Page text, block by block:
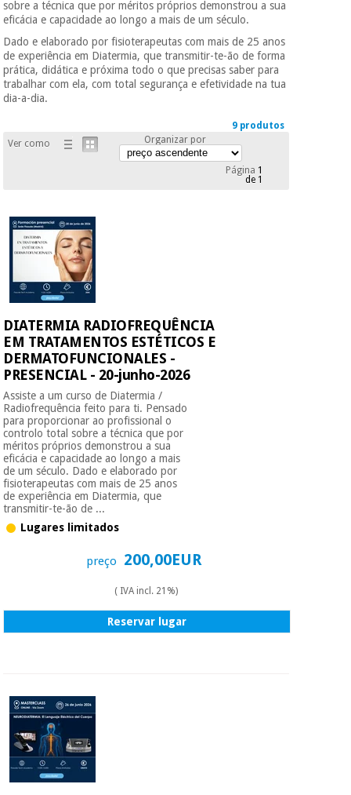
Novidades
Ofertas
Academy
Fisaude
Aluguer
tradicional
chinesa
Mobiliário
Gabinetes
proteção
essencial
para
coronavirus
Aerobic,
e
pilates
Desportos
e jogos
Vestuário
sanitário
Veterinária
Ortopedia
Novidades
Tech
Academy
Fisaude
Aluguer
Material
médico
sanitário
chinesa
Gabinetes
terapêuticos
Material de
proteção
essencial
para
Aerobic,
fitness e
pilates
Desportos
e jogos
Ortopedia
Instrumental
cirúrgico
(liquidação)
sobre a técnica que por méritos próprios demonstrou a sua
eficácia e capacidade ao longo a mais de um século.
Dado e elaborado por fisioterapeutas com mais de 25 anos
de experiência em Diatermia, que transmitir-te-ão de forma
prática, didática e próxima todo o que precisas saber para
trabalhar com ela, com total segurança e efetividade na tua
dia-a-dia.
9 produtos
Ver como
Organizar por
Página 1
de 1
DIATERMIA RADIOFREQUÊNCIA
EM TRATAMENTOS ESTÉTICOS E
DERMATOFUNCIONALES -
PRESENCIAL - 20-junho-2026
Assiste a um curso de Diatermia /
Radiofrequência feito para ti. Pensado
para proporcionar ao profissional o
controlo total sobre a técnica que por
méritos próprios demonstrou a sua
eficácia e capacidade ao longo a mais
de um século. Dado e elaborado por
fisioterapeutas com mais de 25 anos
de experiência em Diatermia, que
transmitir-te-ão de ...
Lugares limitados
preço 200,00EUR
( IVA incl. 21%)
Reservar lugar